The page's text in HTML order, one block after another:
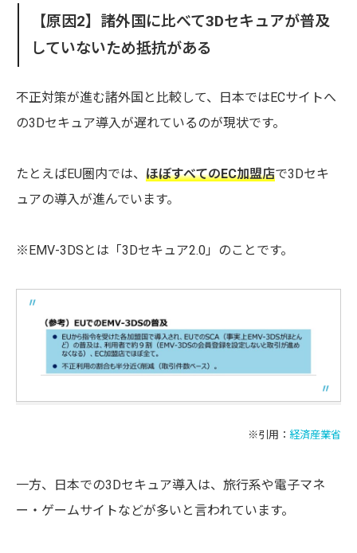
【原因2】諸外国に比べて3Dセキュアが普及
していないため抵抗がある
不正対策が進む諸外国と比較して、日本ではECサイトへ
の3Dセキュア導入が遅れているのが現状です。
たとえばEU圏内では、 ほぼすべてのEC加盟店で3Dセキ
ュアの導入が進んでいます。
※EMV-3DSとは「3Dセキュア2.0」のことです。
※引用： 経済産業省
一方、日本での3Dセキュア導入は、旅行系や電子マネ
ー・ゲームサイトなどが多いと言われています。